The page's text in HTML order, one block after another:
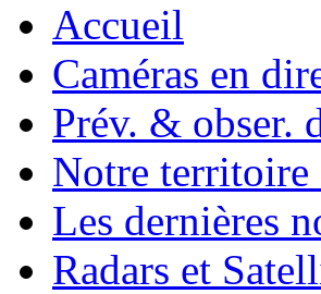
Accueil
Caméras en
Prév. & obser.
Notre territoire
Les dernières
Radars et